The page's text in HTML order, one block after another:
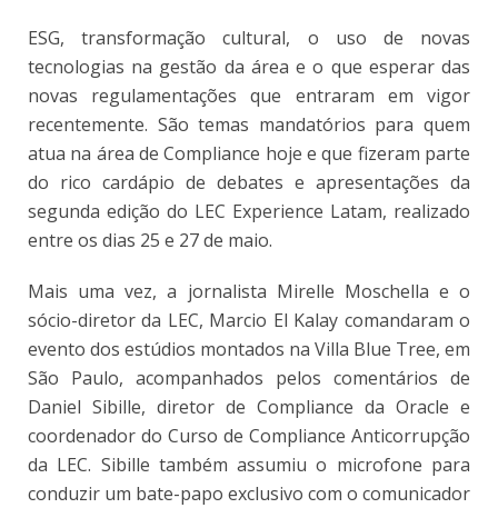
ESG, transformação cultural, o uso de novas
tecnologias na gestão da área e o que esperar das
novas regulamentações que entraram em vigor
recentemente. São temas mandatórios para quem
atua na área de Compliance hoje e que fizeram parte
do rico cardápio de debates e apresentações da
segunda edição do LEC Experience Latam, realizado
entre os dias 25 e 27 de maio.
Mais uma vez, a jornalista Mirelle Moschella e o
sócio-diretor da LEC, Marcio El Kalay comandaram o
evento dos estúdios montados na Villa Blue Tree, em
São Paulo, acompanhados pelos comentários de
Daniel Sibille, diretor de Compliance da Oracle e
coordenador do Curso de Compliance Anticorrupção
da LEC. Sibille também assumiu o microfone para
conduzir um bate-papo exclusivo com o comunicador